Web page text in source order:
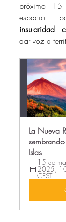
próximo
espacio
insularidad
dar voz a
La Nueva
Islas
15 de
2025,
CEST